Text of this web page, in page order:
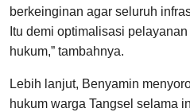
berkeinginan agar seluruh
Itu demi optimalisasi
hukum,” tambahnya.
Lebih lanjut, Benyamin
hukum warga Tangsel selama